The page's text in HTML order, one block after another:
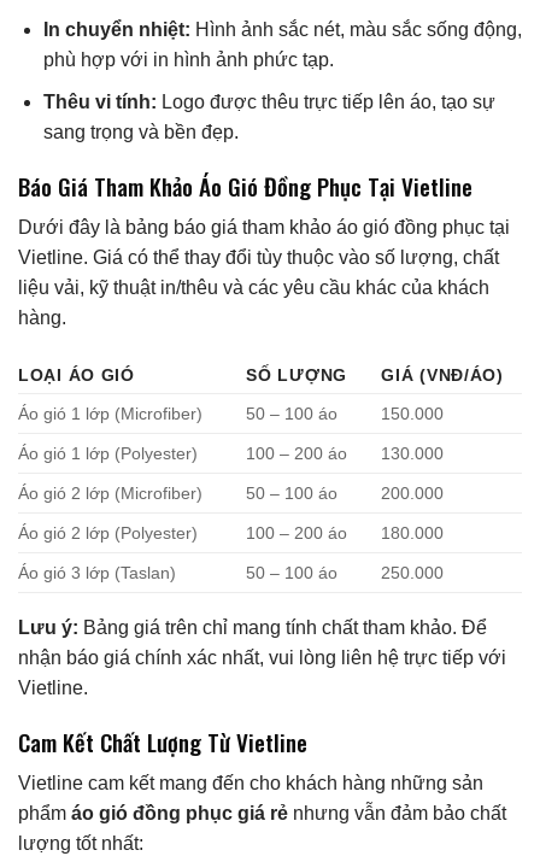
In chuyển nhiệt: Hình ảnh sắc nét, màu sắc sống động,
phù hợp với in hình ảnh phức tạp.
Thêu vi tính: Logo được thêu trực tiếp lên áo, tạo sự
sang trọng và bền đẹp.
Báo Giá Tham Khảo Áo Gió Đồng Phục Tại Vietline
Dưới đây là bảng báo giá tham khảo áo gió đồng phục tại
Vietline. Giá có thể thay đổi tùy thuộc vào số lượng, chất
liệu vải, kỹ thuật in/thêu và các yêu cầu khác của khách
hàng.
LOẠI ÁO GIÓ SỐ LƯỢNG
GIÁ (VNĐ/ÁO)
Áo gió 1 lớp (Microfiber)
50 – 100 áo 150.000
Áo gió 1 lớp (Polyester) 100 – 200 áo 130.000
Áo gió 2 lớp (Microfiber) 50 – 100 áo 200.000
Áo gió 2 lớp (Polyester) 100 – 200 áo 180.000
Áo gió 3 lớp (Taslan) 50 – 100 áo 250.000
Lưu ý: Bảng giá trên chỉ mang tính chất tham khảo. Để
nhận báo giá chính xác nhất, vui lòng liên hệ trực tiếp với
Vietline.
Cam Kết Chất Lượng Từ Vietline
Vietline cam kết mang đến cho khách hàng những sản
phẩm áo gió đồng phục giá rẻ nhưng vẫn đảm bảo chất
lượng tốt nhất: